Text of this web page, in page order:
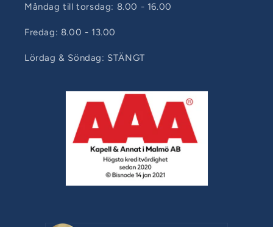
Måndag till torsdag: 8.00 - 16.00
Fredag: 8.00 - 13.00
Lördag & Söndag: STÄNGT